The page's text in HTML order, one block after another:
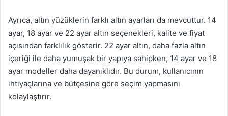
Ayrıca, altın yüzüklerin farklı altın ayarları da mevcuttur. 14
ayar, 18 ayar ve 22 ayar altın seçenekleri, kalite ve fiyat
açısından farklılık gösterir. 22 ayar altın, daha fazla altın
içeriği ile daha yumuşak bir yapıya sahipken, 14 ayar ve 18
ayar modeller daha dayanıklıdır. Bu durum, kullanıcının
ihtiyaçlarına ve bütçesine göre seçim yapmasını
kolaylaştırır.